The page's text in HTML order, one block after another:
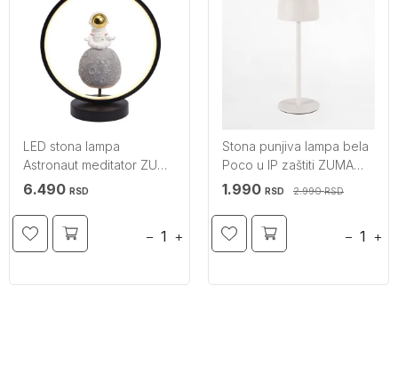
LED stona lampa
Astronaut meditator ZUMA
LINE
6.490 RSD
− +
Stona punjiva lampa bela
Poco u IP zaštiti ZUMA
LINE
1.990 RSD 2.990RSD
− +